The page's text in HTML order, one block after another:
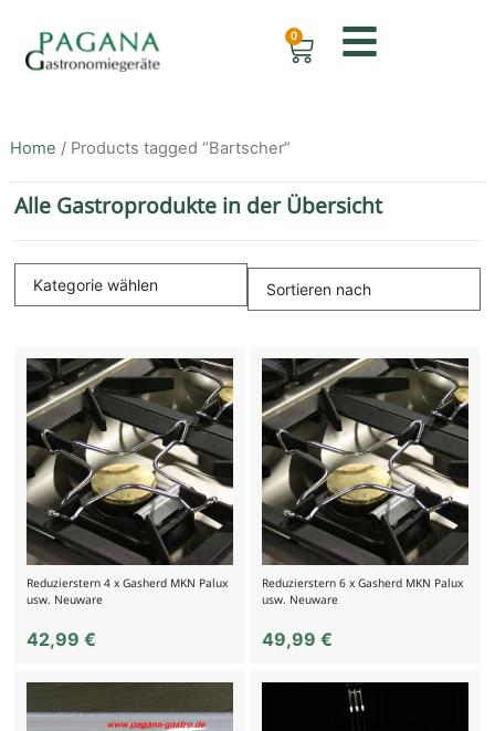
0
Home / Products tagged “Bartscher”
Alle Gastroprodukte in der Übersicht
Reduzierstern 4 x Gasherd MKN Palux
usw. Neuware
42,99 €
Reduzierstern 6 x Gasherd MKN Palux
usw. Neuware
49,99€